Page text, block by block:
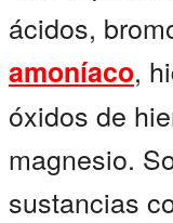
ácidos,
amoníaco,
óxidos de
magnesio.
sustancias